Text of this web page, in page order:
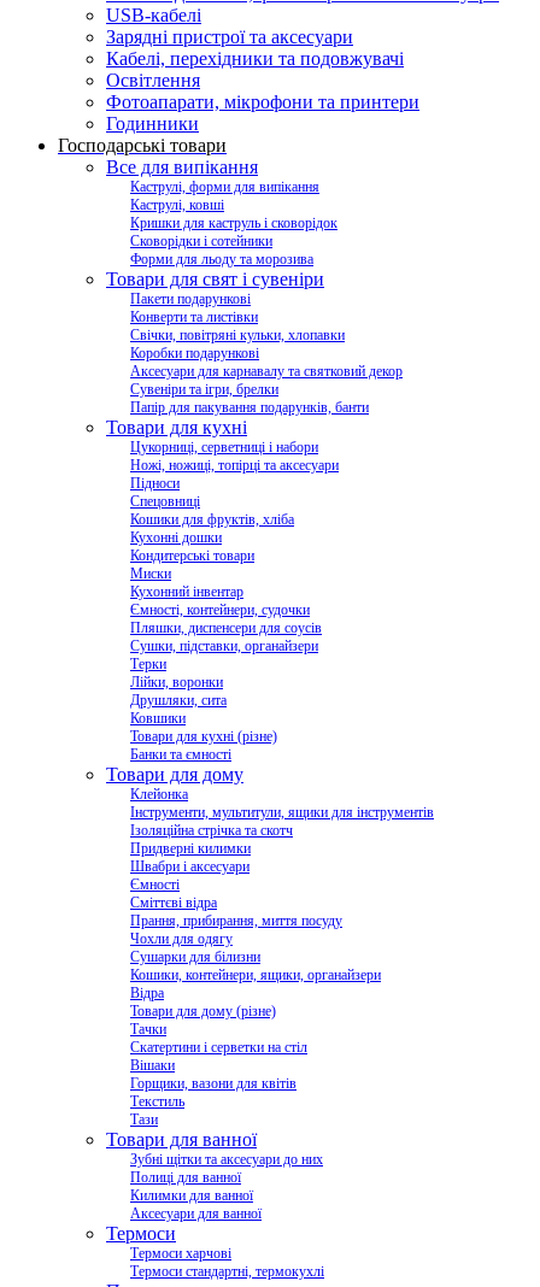
USB-кабелі
Зарядні пристрої та аксесуари
Кабелі, перехідники та подовжувачі
Освітлення
Фотоапарати, мікрофони та принтери
Годинники
Господарські товари
Все для випікання
Каструлі, форми для випікання
Каструлі, ковші
Кришки для каструль і сковорідок
Сковорідки і сотейники
Форми для льоду та морозива
Товари для свят і сувеніри
Пакети подарункові
Конверти та листівки
Свічки, повітряні кульки, хлопавки
Коробки подарункові
Аксесуари для карнавалу та святковий декор
Сувеніри та ігри, брелки
Папір для пакування подарунків, банти
Товари для кухні
Цукорниці, серветниці і набори
Ножі, ножиці, топірці та аксесуари
Підноси
Спецовниці
Кошики для фруктів, хліба
Кухонні дошки
Кондитерські товари
Миски
Кухонний інвентар
Ємності, контейнери, судочки
Пляшки, диспенсери для соусів
Сушки, підставки, органайзери
Терки
Лійки, воронки
Друшляки, сита
Ковшики
Товари для кухні (різне)
Банки та ємності
Товари для дому
Клейонка
Інструменти, мультитули, ящики для інструментів
Ізоляційна стрічка та скотч
Придверні килимки
Швабри і аксесуари
Ємності
Сміттєві відра
Прання, прибирання, миття посуду
Чохли для одягу
Сушарки для білизни
Кошики, контейнери, ящики, органайзери
Відра
Товари для дому (різне)
Тачки
Скатертини і серветки на стіл
Вішаки
Горщики, вазони для квітів
Текстиль
Тази
Товари для ванної
Зубні щітки та аксесуари до них
Полиці для ванної
Килимки для ванної
Аксесуари для ванної
Термоси
Термоси харчові
Термоси стандартні, термокухлі